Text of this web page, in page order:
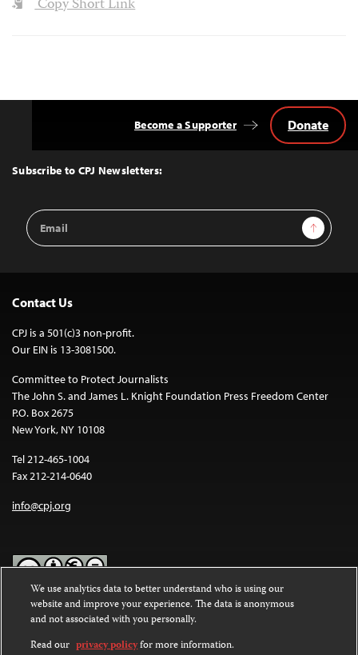
Copy Short Link
Top
Subscribe to CPJ Newsletters:
Email
Address
Sign Up
Become a Supporter Donate
Contact Us
CPJ is a 501(c)3 non-profit.
Our EIN is 13-3081500.
Committee to Protect Journalists
The John S. and James L. Knight Foundation Press Freedom Center
P.O. Box 2675
New York, NY 10108
Tel 212-465-1004
Fax 212-214-0640
info@cpj.org
Except where noted, text on this website is licensed under a
Commons Attribution-NonCommercial-NoDerivatives 4.0
International License.
We use analytics data to better understand who is using our
website and improve your experience. The data is anonymous
and not associated with you personally.
Read our privacy policyfor more information.